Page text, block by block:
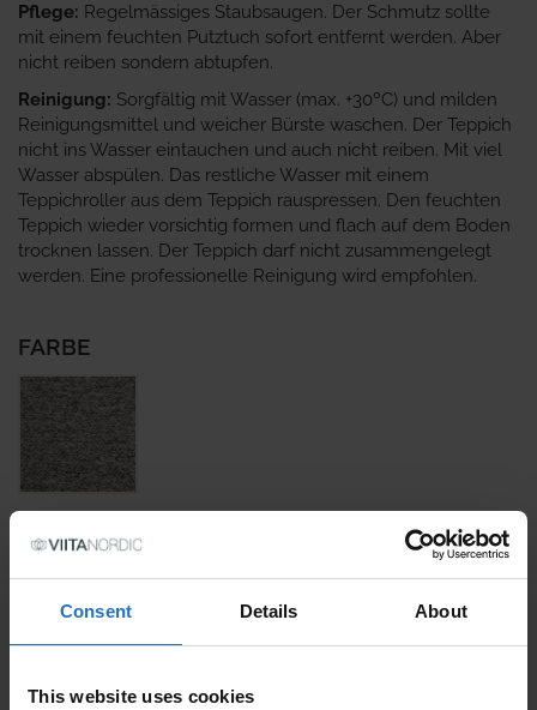
Consent Details About
This website uses cookies
Pflege: Regelmässiges Staubsaugen. Der Schmutz sollte
mit einem feuchten Putztuch sofort entfernt werden. Aber
nicht reiben sondern abtupfen.
Reinigung: Sorgfältig mit Wasser (max. +30ºC) und milden
Reinigungsmittel und weicher Bürste waschen. Der Teppich
nicht ins Wasser eintauchen und auch nicht reiben. Mit viel
Wasser abspülen. Das restliche Wasser mit einem
Teppichroller aus dem Teppich rauspressen. Den feuchten
Teppich wieder vorsichtig formen und flach auf dem Boden
trocknen lassen. Der Teppich darf nicht zusammengelegt
werden. Eine professionelle Reinigung wird empfohlen.
FARBE
GRÖSSE
PREIS
Auslieferung in 10-15 Arbeitstage.